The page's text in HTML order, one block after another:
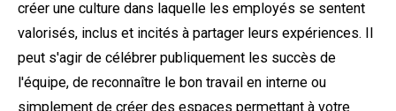
créer une culture dans laquelle les employés se sentent
valorisés, inclus et incités à partager leurs expériences. Il
peut s'agir de célébrer publiquement les succès de
l'équipe, de reconnaître le bon travail en interne ou
simplement de créer des espaces permettant à votre